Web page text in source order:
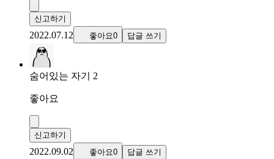
신고하기
2022.07.12 좋아요0 답글 쓰기
숨어있는 자기 2
좋아요
신고하기
2022.09.02 좋아요0 답글 쓰기